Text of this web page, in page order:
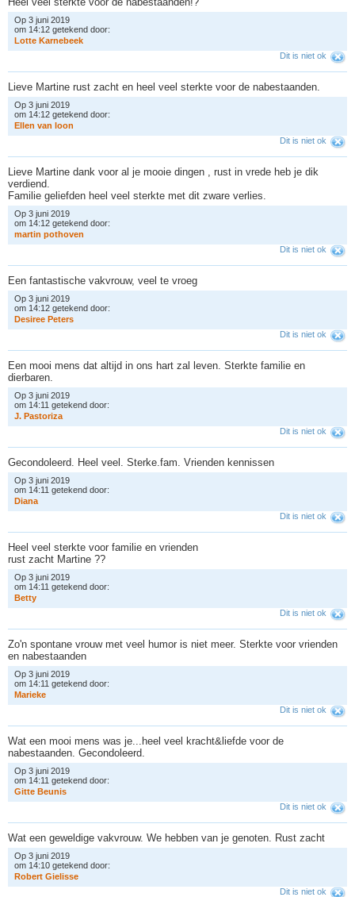
Op 3 juni 2019
om 14:12 getekend door:
Lotte Karnebeek
Dit is niet ok
Lieve Martine rust zacht en heel veel sterkte voor de nabestaanden.
Op 3 juni 2019
om 14:12 getekend door:
Ellen van loon
Dit is niet ok
Lieve Martine dank voor al je mooie dingen , rust in vrede heb je dik
verdiend.
Familie geliefden heel veel sterkte met dit zware verlies.
Op 3 juni 2019
om 14:12 getekend door:
martin pothoven
Dit is niet ok
Een fantastische vakvrouw, veel te vroeg
Op 3 juni 2019
om 14:12 getekend door:
Desiree Peters
Dit is niet ok
Een mooi mens dat altijd in ons hart zal leven. Sterkte familie en
dierbaren.
Op 3 juni 2019
om 14:11 getekend door:
J. Pastoriza
Dit is niet ok
Gecondoleerd. Heel veel. Sterke.fam. Vrienden kennissen
Op 3 juni 2019
om 14:11 getekend door:
Diana
Dit is niet ok
Heel veel sterkte voor familie en vrienden
rust zacht Martine ??
Op 3 juni 2019
om 14:11 getekend door:
Betty
Dit is niet ok
Zo'n spontane vrouw met veel humor is niet meer. Sterkte voor vrienden
en nabestaanden
Op 3 juni 2019
om 14:11 getekend door:
Marieke
Dit is niet ok
Wat een mooi mens was je...heel veel kracht&liefde voor de
nabestaanden. Gecondoleerd.
Op 3 juni 2019
om 14:11 getekend door:
Gitte Beunis
Dit is niet ok
Wat een geweldige vakvrouw. We hebben van je genoten. Rust zacht
Op 3 juni 2019
om 14:10 getekend door:
Robert Gielisse
Dit is niet ok